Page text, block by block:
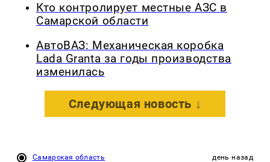
Кто контролирует местные АЗС в
Самарской области
АвтоВАЗ: Механическая коробка
Lada Granta за годы производства
изменилась
Следующая новость ↓
Самарская область день назад